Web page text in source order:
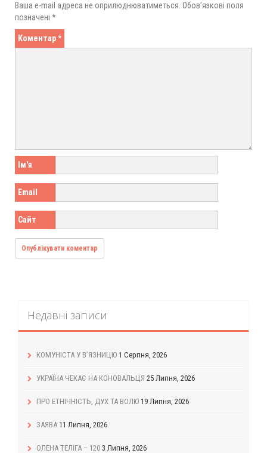
Ваша e-mail адреса не оприлюднюватиметься. Обов’язкові поля
позначені *
Коментар*
Ім'я
Email
Сайт
Недавні записи
КОМУНІСТА У В’ЯЗНИЦЮ 1 Серпня, 2026
УКРАЇНА ЧЕКАЄ НА КОНОВАЛЬЦЯ 25 Липня, 2026
ПРО ЕТНІЧНІСТЬ, ДУХ ТА ВОЛЮ 19 Липня, 2026
ЗАЯВА 11 Липня, 2026
ОЛЕНА ТЕЛІГА – 120 3 Липня, 2026